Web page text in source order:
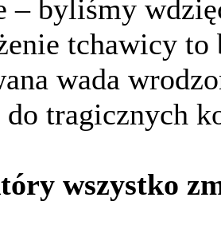
– byliśmy
tchawicy
wada
tragicznych
wszystko